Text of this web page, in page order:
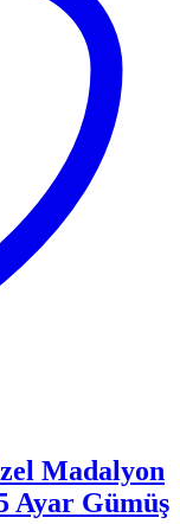
Madalyon
Ayar Gümüş